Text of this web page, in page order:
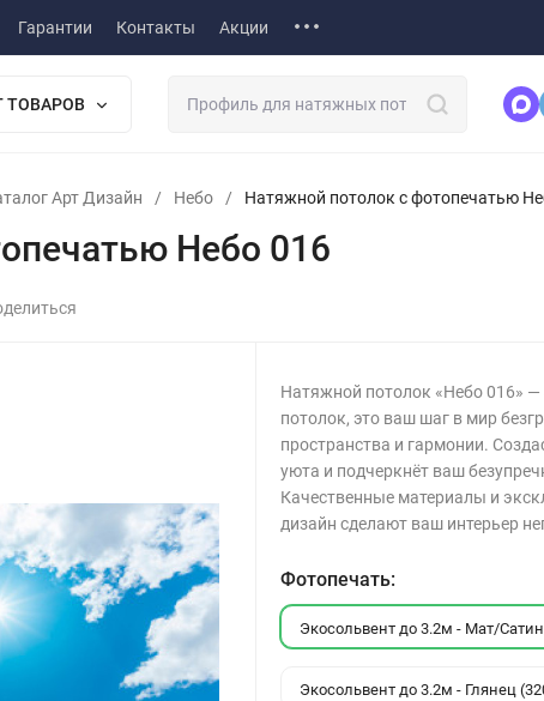
Гарантии Контакты Акции
ТОВАРОВ
Арт Дизайн / Небо / Натяжной потолок с фотопечатью
Небо 016
Натяжной потолок «Небо 016» —
потолок, это ваш шаг в мир
пространства и гармонии.
уюта и подчеркнёт ваш
Качественные материалы и
дизайн сделают ваш интерьер
Фотопечать:
Экосольвент до 3.2м - Мат/
Экосольвент до 3.2м - Глянец